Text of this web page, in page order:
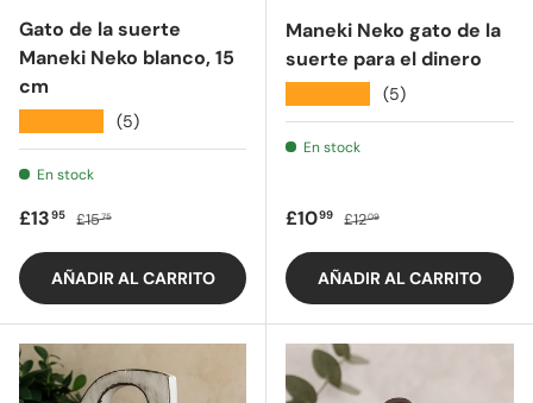
Gato de la suerte
Maneki Neko blanco, 15
cm
(5)
En stock
Precio de oferta
£1395 Precio regular
£1575
AÑADIR AL CARRITO
Maneki Neko gato de la
suerte para el dinero
(5)
En stock
Precio de oferta
£1099 Precio regular
£1209
AÑADIR AL CARRITO